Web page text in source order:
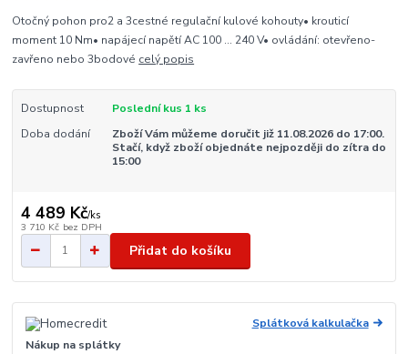
Otočný pohon pro2 a 3cestné regulační kulové kohouty• krouticí
moment 10 Nm• napájecí napětí AC 100 ... 240 V• ovládání: otevřeno-
zavřeno nebo 3bodové celý popis
Dostupnost
Poslední kus 1 ks
Doba dodání
Zboží Vám můžeme doručit již 11.08.2026 do 17:00.
Stačí, když zboží objednáte nejpozději do zítra do
15:00
4 489 Kč/ks
3 710 Kč bez DPH
Přidat do košíku
Splátková kalkulačka
Nákup na splátky